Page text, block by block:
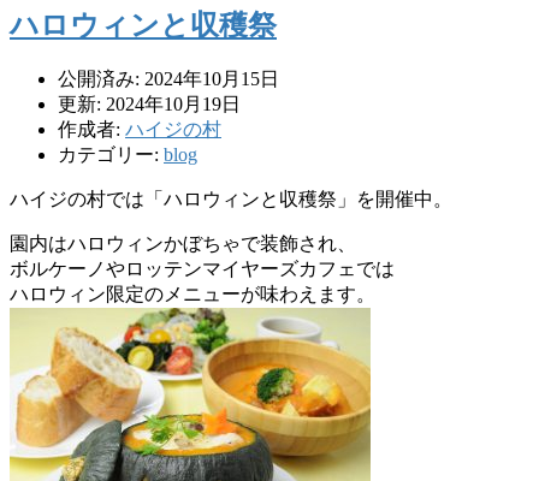
ハロウィンと収穫祭
公開済み: 2024年10月15日
更新: 2024年10月19日
作成者: ハイジの村
カテゴリー: blog
ハイジの村では「ハロウィンと収穫祭」を開催中。
園内はハロウィンかぼちゃで装飾され、
ボルケーノやロッテンマイヤーズカフェでは
ハロウィン限定のメニューが味わえます。